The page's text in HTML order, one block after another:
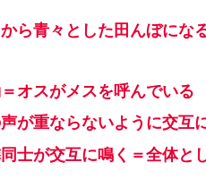
ら青々とした田んぼにな
オスがメスを呼んでいる
が重ならないように交互
士が交互に鳴く＝全体と